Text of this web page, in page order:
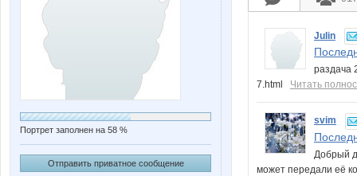
Портрет заполнен на 58 %
Отправить приватное сообщение
Julin
раздача
7.html Читать
svim
Добрый
может передали её